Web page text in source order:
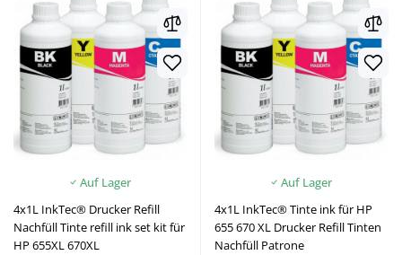
Auf Lager
4x1L InkTec® Drucker Refill
Nachfüll Tinte refill ink set kit für
HP 655XL 670XL
Auf Lager
4x1L InkTec® Tinte ink für HP
655 670 XL Drucker Refill Tinten
Nachfüll Patrone